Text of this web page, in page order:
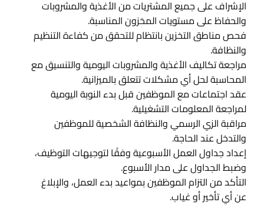
الإشراف على جميع المشتريات من الأغذية والمشروبات
والحفاظ على مستويات المخزون المناسبة.
فحص مناطق التخزين بانتظام للتحقق من كفاءة التنظيم
والنظافة.
مراجعة تكاليف الأغذية والمشروبات اليومية والتنسيق مع
المحاسبة لحل أي مشكلات تتعلق بالميزانية.
عقد اجتماعات مع الموظفين قبل بدء النوبة اليومية
لمراجعة المعلومات التشغيلية.
مراقبة الزي الرسمي والنظافة الشخصية للموظفين
والتدخل عند الحاجة.
إعداد جداول العمل الأسبوعية وفقًا لتوجيهات التوظيف،
وضبط الجداول على مدار الأسبوع.
التأكد من التزام الموظفين بمواعيد بدء العمل، والإبلاغ
عن أي تأخير أو غياب.